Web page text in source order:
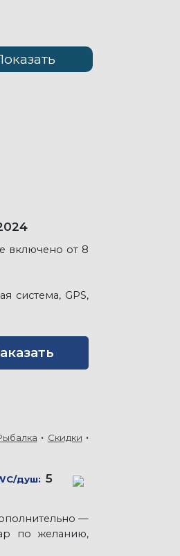
включено от 8
система, GPS,
Скидки
душ: 5
—
по желанию,